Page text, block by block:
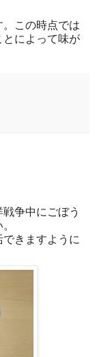
この時点では
とによって味が
争中にごぼう
きますように